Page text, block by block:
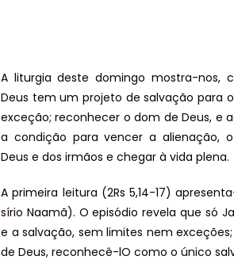
A liturgia deste domingo mostra-nos,
Deus tem um projeto de salvação para
exceção; reconhecer o dom de Deus, e
a condição para vencer a alienação,
Deus e dos irmãos e chegar à vida plena.
A primeira leitura (2Rs 5,14-17)
sírio Naamã). O episódio revela que só
e a salvação, sem limites nem
de Deus, reconhecê-lO como o único